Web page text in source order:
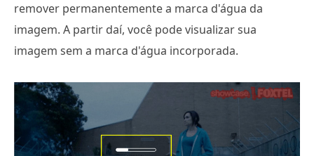
remover permanentemente a marca d'água da
imagem. A partir daí, você pode visualizar sua
imagem sem a marca d'água incorporada.